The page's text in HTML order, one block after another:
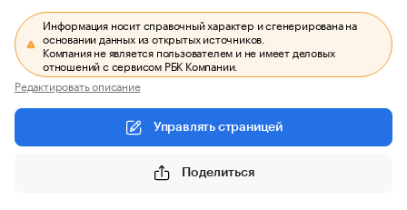
Информация носит справочный характер и сгенерирована на
основании данных из открытых источников.
Компания не является пользователем и не имеет деловых
отношений с сервисом РБК Компании.
Редактировать описание
Управлять страницей
Поделиться